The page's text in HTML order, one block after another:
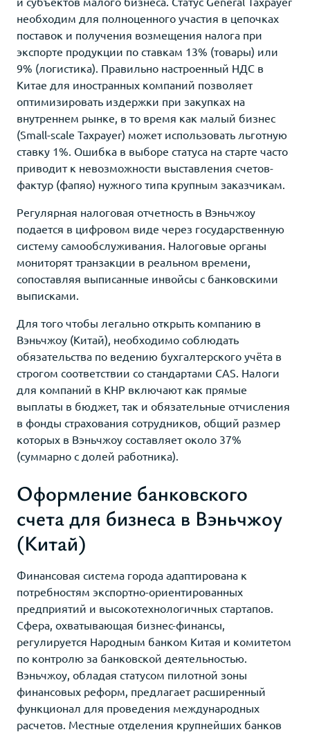
необходим для полноценного участия в цепочках
поставок и получения возмещения налога при
экспорте продукции по ставкам 13% (товары) или
9% (логистика). Правильно настроенный НДС в
Китае для иностранных компаний позволяет
оптимизировать издержки при закупках на
внутреннем рынке, в то время как малый бизнес
(Small-scale Taxpayer) может использовать льготную
ставку 1%. Ошибка в выборе статуса на старте часто
приводит к невозможности выставления счетов-
фактур (фапяо) нужного типа крупным заказчикам.
Регулярная налоговая отчетность в Вэньчжоу
подается в цифровом виде через государственную
систему самообслуживания. Налоговые органы
мониторят транзакции в реальном времени,
сопоставляя выписанные инвойсы с банковскими
выписками.
Для того чтобы легально открыть компанию в
Вэньчжоу (Китай), необходимо соблюдать
обязательства по ведению бухгалтерского учёта в
строгом соответствии со стандартами CAS. Налоги
для компаний в КНР включают как прямые
выплаты в бюджет, так и обязательные отчисления
в фонды страхования сотрудников, общий размер
которых в Вэньчжоу составляет около 37%
(суммарно с долей работника).
Оформление банковского
счета для бизнеса в Вэньчжоу
(Китай)
Финансовая система города адаптирована к
потребностям экспортно-ориентированных
предприятий и высокотехнологичных стартапов.
Сфера, охватывающая бизнес-финансы,
регулируется Народным банком Китая и комитетом
по контролю за банковской деятельностью.
Вэньчжоу, обладая статусом пилотной зоны
финансовых реформ, предлагает расширенный
функционал для проведения международных
расчетов. Местные отделения крупнейших банков